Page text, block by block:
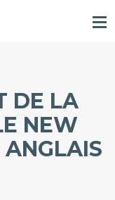
DE LA
NEW
ANGLAIS